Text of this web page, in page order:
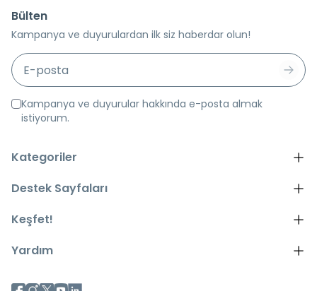
Bülten
Kampanya ve duyurulardan ilk siz haberdar olun!
Kampanya ve duyurular hakkında e-posta almak
istiyorum.
Kategoriler
Destek Sayfaları
Keşfet!
Yardım